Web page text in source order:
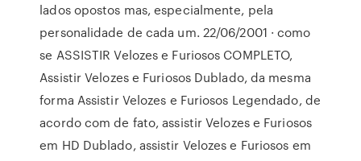
lados opostos mas, especialmente, pela
personalidade de cada um. 22/06/2001 · como
se ASSISTIR Velozes e Furiosos COMPLETO,
Assistir Velozes e Furiosos Dublado, da mesma
forma Assistir Velozes e Furiosos Legendado, de
acordo com de fato, assistir Velozes e Furiosos
em HD Dublado, assistir Velozes e Furiosos em